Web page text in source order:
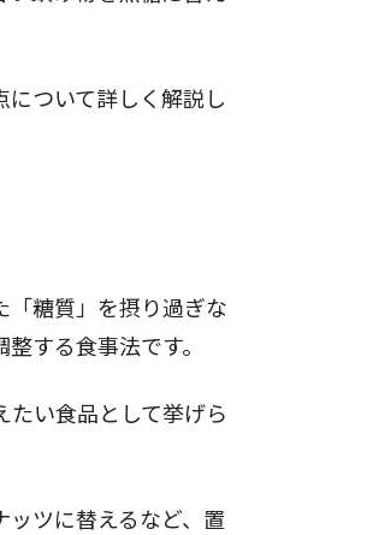
ついて詳しく解説し
糖質」を摂り過ぎな
する食事法です。
い食品として挙げら
ツに替えるなど、置